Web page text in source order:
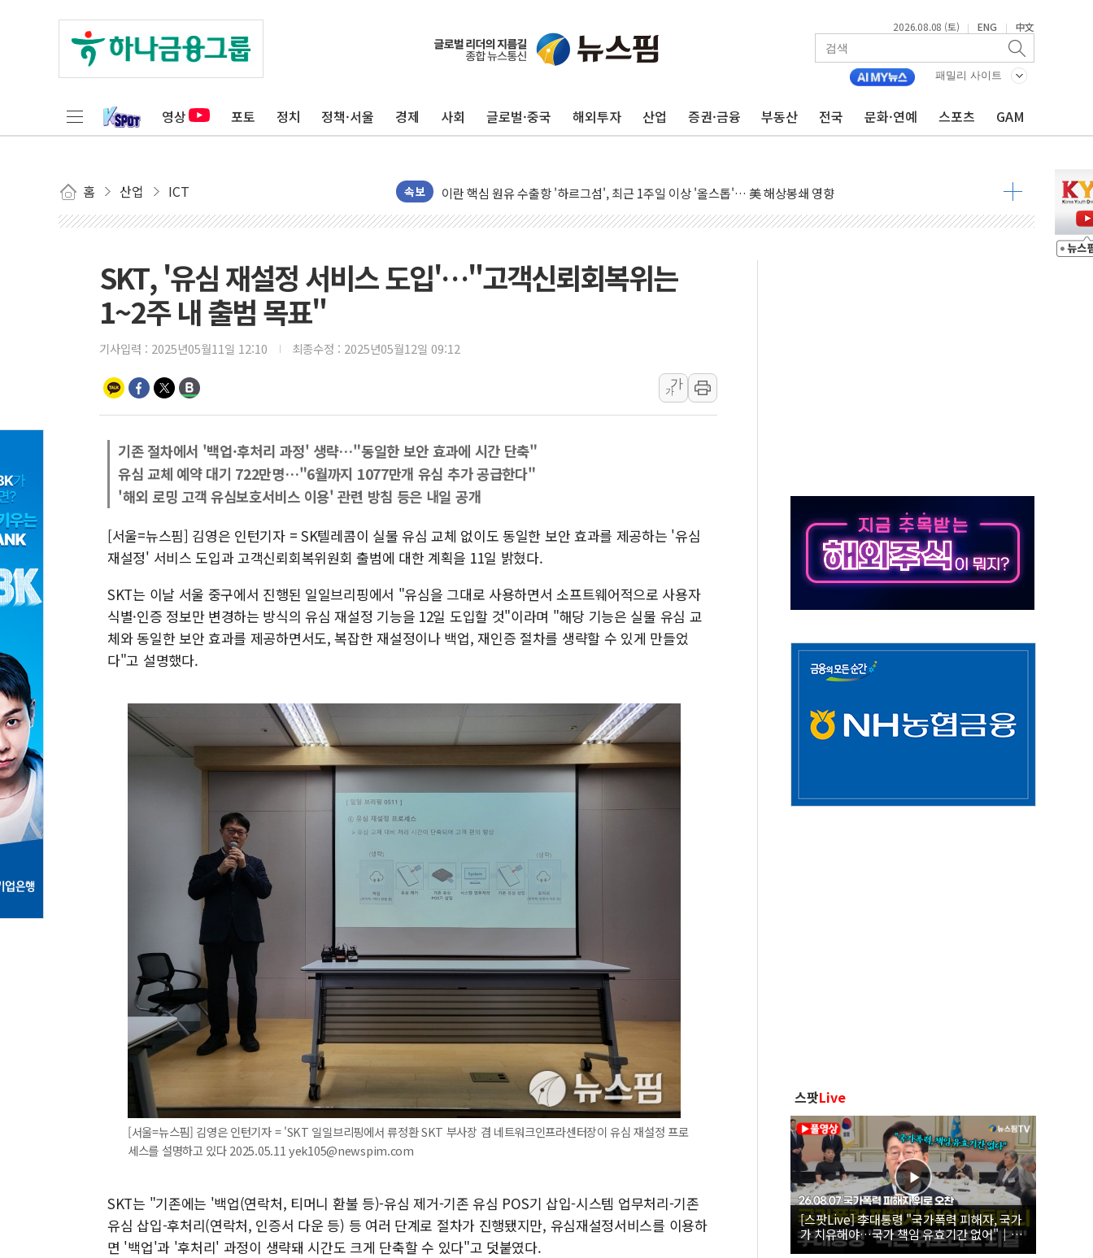
2026.08.08 (토) | ENG | 中文
패밀리 사이트
영상 포토 정치 정책·서울 경제 사회 글로벌·중국 해외투자 산업 증권·금융 부동산 전국 문화·연예 스포츠 GAM
홈 산업 ICT 속보
유럽증시, 美 고용 예상 밖 부진에 연준 금리 인상 가능성 낮아지며 상승… STOXX 600 지수는 나흘 연속 최고치
[종합] 이슬람 수니파 3국, '공동방위협정' 체결… 이스라엘·이란 위협에 맞설 자체 억지력 강화
트럼프, 백신·자폐증 행정명령 검토…"이르면 다음 주"
이란 핵심 원유 수출항 '하르그섬', 최근 1주일 이상 '올스톱'… 美 해상봉쇄 영향
美 고용 쇼크에 엔화 장중 급등…시장은 "또 개입했나" 촉각
뉴욕증시 프리뷰, 美 고용 쇼크에 금리 인상 우려 후퇴…나스닥 선물 1%대 상승
[종합] 美 7월 고용 2만3000명 감소 '쇼크'…9월 금리 인상 기대 후퇴
트럼프 "금리 내려야"…파월 때와 달리 워시엔 톤 낮춰
특정 정치인 측근 포항시 정책특보 내정설...포항시 '시끌'
李 대통령, '6시간 마라톤 부동산 2차 회의' 주재… "전폭적 공급 확대·속도전 총력"
트럼프, 中 겨냥 폴리실리콘 관세 15% 부과…美 태양광주 급등
[사진] 빈살만과 에르도안의 만남
이란와이어 "이란 최고지도자 위독…곧 사망해도 놀랍지 않아"
SKT, '유심 재설정 서비스 도입'…"고객신뢰회복위는
1~2주 내 출범 목표"
기사입력 : 2025년05월11일 12:10 최종수정 : 2025년05월12일 09:12
가
가
기존 절차에서 '백업·후처리 과정' 생략…"동일한 보안 효과에 시간 단축"
유심 교체 예약 대기 722만명…"6월까지 1077만개 유심 추가 공급한다"
'해외 로밍 고객 유심보호서비스 이용' 관련 방침 등은 내일 공개
[서울=뉴스핌] 김영은 인턴기자 = SK텔레콤이 실물 유심 교체 없이도 동일한 보안 효과를 제공하는 '유심
재설정' 서비스 도입과 고객신뢰회복위원회 출범에 대한 계획을 11일 밝혔다.
SKT는 이날 서울 중구에서 진행된 일일브리핑에서 "유심을 그대로 사용하면서 소프트웨어적으로 사용자
식별·인증 정보만 변경하는 방식의 유심 재설정 기능을 12일 도입할 것"이라며 "해당 기능은 실물 유심 교
체와 동일한 보안 효과를 제공하면서도, 복잡한 재설정이나 백업, 재인증 절차를 생략할 수 있게 만들었
다"고 설명했다.
[서울=뉴스핌] 김영은 인턴기자 = 'SKT 일일브리핑에서 류정환 SKT 부사장 겸 네트워크인프라센터장이 유심 재설정 프로
세스를 설명하고 있다 2025.05.11 yek105@newspim.com
SKT는 "기존에는 '백업(연락처, 티머니 환불 등)-유심 제거-기존 유심 POS기 삽입-시스템 업무처리-기존
유심 삽입-후처리(연락처, 인증서 다운 등) 등 여러 단계로 절차가 진행됐지만, 유심재설정서비스를 이용하
면 '백업'과 '후처리' 과정이 생략돼 시간도 크게 단축할 수 있다"고 덧붙였다.
스팟Live
[스팟Live] 李대통령 "국가폭력 피해자, 국가
가 치유해야…국가 책임 유효기간 없어"｜
26.08.07 국가폭력 피해자 위로 오찬